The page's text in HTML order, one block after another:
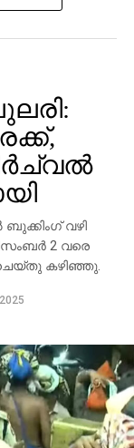
ബുക്കിംഗ് വഴി
2 വരെ
കഴിഞ്ഞു.